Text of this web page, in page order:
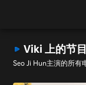
Viki 上的节目
Seo Ji Hun主演的所有